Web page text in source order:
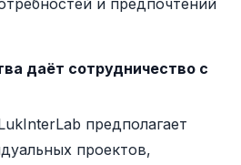
и предпочтений
даёт сотрудничество с
предполагает
проектов,